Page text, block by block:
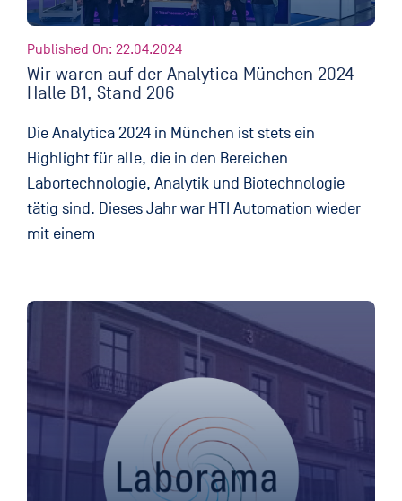
Published On: 22.04.2024
Wir waren auf der Analytica München 2024 –
Halle B1, Stand 206
Die Analytica 2024 in München ist stets ein
Highlight für alle, die in den Bereichen
Labortechnologie, Analytik und Biotechnologie
tätig sind. Dieses Jahr war HTI Automation wieder
mit einem